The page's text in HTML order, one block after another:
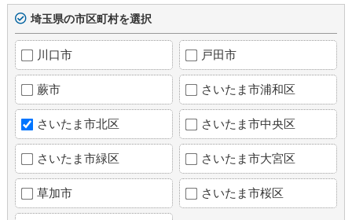
埼玉県の市区町村を選択
川口市 戸田市
蕨市 さいたま市浦和区
さいたま市北区 さいたま市中央区
さいたま市緑区 さいたま市大宮区
草加市 さいたま市桜区